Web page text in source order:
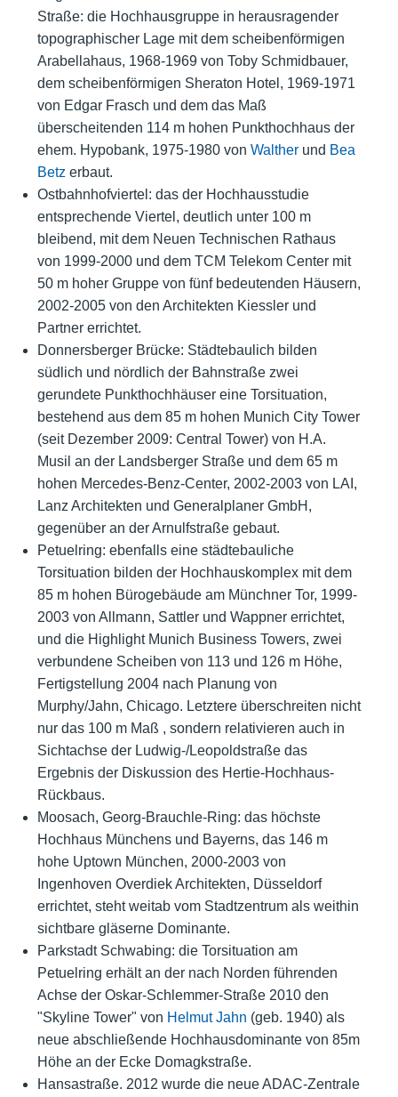
Straße: die Hochhausgruppe in herausragender
topographischer Lage mit dem scheibenförmigen
Arabellahaus, 1968-1969 von Toby Schmidbauer,
dem scheibenförmigen Sheraton Hotel, 1969-1971
von Edgar Frasch und dem das Maß
überscheitenden 114 m hohen Punkthochhaus der
ehem. Hypobank, 1975-1980 von Waltherund Bea
Betz erbaut.
Ostbahnhofviertel: das der Hochhausstudie
entsprechende Viertel, deutlich unter 100 m
bleibend, mit dem Neuen Technischen Rathaus
von 1999-2000 und dem TCM Telekom Center mit
50 m hoher Gruppe von fünf bedeutenden Häusern,
2002-2005 von den Architekten Kiessler und
Partner errichtet.
Donnersberger Brücke: Städtebaulich bilden
südlich und nördlich der Bahnstraße zwei
gerundete Punkthochhäuser eine Torsituation,
bestehend aus dem 85 m hohen Munich City Tower
(seit Dezember 2009: Central Tower) von H.A.
Musil an der Landsberger Straße und dem 65 m
hohen Mercedes-Benz-Center, 2002-2003 von LAI,
Lanz Architekten und Generalplaner GmbH,
gegenüber an der Arnulfstraße gebaut.
Petuelring: ebenfalls eine städtebauliche
Torsituation bilden der Hochhauskomplex mit dem
85 m hohen Bürogebäude am Münchner Tor, 1999-
2003 von Allmann, Sattler und Wappner errichtet,
und die Highlight Munich Business Towers, zwei
verbundene Scheiben von 113 und 126 m Höhe,
Fertigstellung 2004 nach Planung von
Murphy/Jahn, Chicago. Letztere überschreiten nicht
nur das 100 m Maß , sondern relativieren auch in
Sichtachse der Ludwig-/Leopoldstraße das
Ergebnis der Diskussion des Hertie-Hochhaus-
Rückbaus.
Moosach, Georg-Brauchle-Ring: das höchste
Hochhaus Münchens und Bayerns, das 146 m
hohe Uptown München, 2000-2003 von
Ingenhoven Overdiek Architekten, Düsseldorf
errichtet, steht weitab vom Stadtzentrum als weithin
sichtbare gläserne Dominante.
Parkstadt Schwabing: die Torsituation am
Petuelring erhält an der nach Norden führenden
Achse der Oskar-Schlemmer-Straße 2010 den
"Skyline Tower" von Helmut Jahn (geb. 1940) als
neue abschließende Hochhausdominante von 85m
Höhe an der Ecke Domagkstraße.
Hansastraße. 2012 wurde die neue ADAC-Zentrale